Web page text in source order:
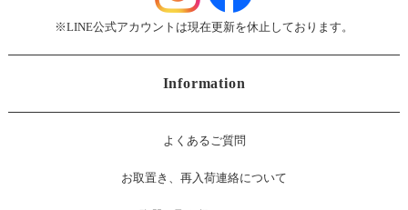
※LINE公式アカウントは現在更新を休止しております。
Information
よくあるご質問
お取置き、再入荷連絡について